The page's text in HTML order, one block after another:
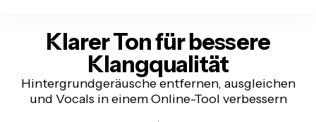
Klarer Ton fürbessere
Klangqualität
Hintergrundgeräusche entfernen, ausgleichen
und Vocals in einem Online-Tool verbessern